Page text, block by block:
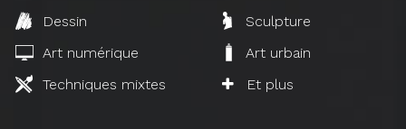
Dessin
Sculpture
Art numérique
Art urbain
Techniques mixtes
Et plus